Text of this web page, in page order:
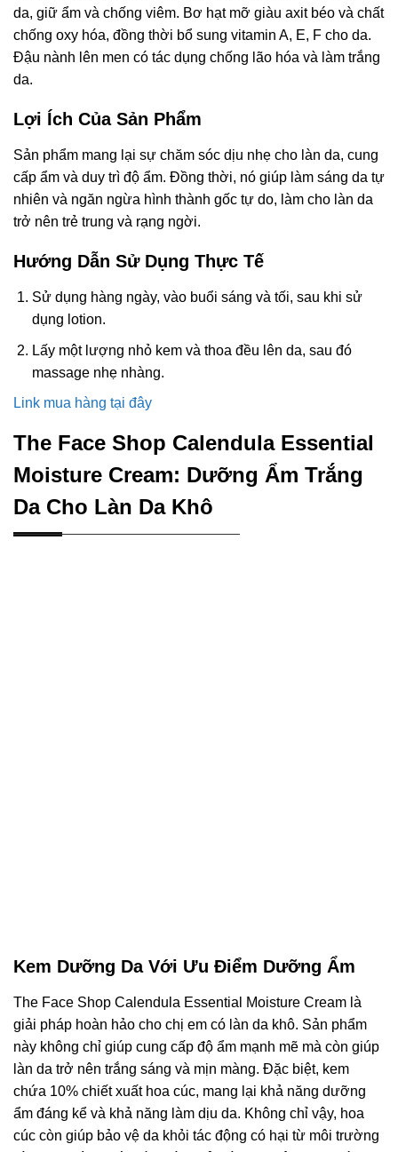
da, giữ ẩm và chống viêm. Bơ hạt mỡ giàu axit béo và chất
chống oxy hóa, đồng thời bổ sung vitamin A, E, F cho da.
Đậu nành lên men có tác dụng chống lão hóa và làm trắng
da.
Lợi Ích Của Sản Phẩm
Sản phẩm mang lại sự chăm sóc dịu nhẹ cho làn da, cung
cấp ẩm và duy trì độ ẩm. Đồng thời, nó giúp làm sáng da tự
nhiên và ngăn ngừa hình thành gốc tự do, làm cho làn da
trở nên trẻ trung và rạng ngời.
Hướng Dẫn Sử Dụng Thực Tế
Sử dụng hàng ngày, vào buổi sáng và tối, sau khi sử
dụng lotion.
Lấy một lượng nhỏ kem và thoa đều lên da, sau đó
massage nhẹ nhàng.
Link mua hàng tại đây
The Face Shop Calendula Essential
Moisture Cream: Dưỡng Ẩm Trắng
Da Cho Làn Da Khô
Kem Dưỡng Da Với Ưu Điểm Dưỡng Ẩm
The Face Shop Calendula Essential Moisture Cream là
giải pháp hoàn hảo cho chị em có làn da khô. Sản phẩm
này không chỉ giúp cung cấp độ ẩm mạnh mẽ mà còn giúp
làn da trở nên trắng sáng và mịn màng. Đặc biệt, kem
chứa 10% chiết xuất hoa cúc, mang lại khả năng dưỡng
ẩm đáng kể và khả năng làm dịu da. Không chỉ vậy, hoa
cúc còn giúp bảo vệ da khỏi tác động có hại từ môi trường